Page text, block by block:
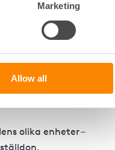
Marketing
Allow all
en
om året – vinter, vår,
vi gör under besöken
olika enheter –